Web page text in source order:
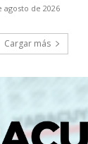
agosto de 2026
Cargar más